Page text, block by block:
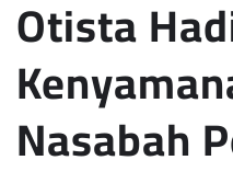
Otista
Nasabah